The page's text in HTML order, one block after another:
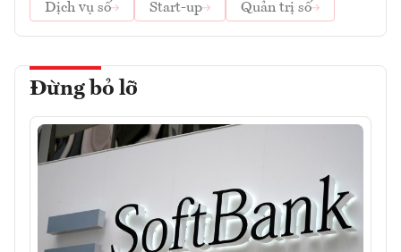
Dịch vụ số
Start-up Quản trị số
Đừng bỏ lỡ